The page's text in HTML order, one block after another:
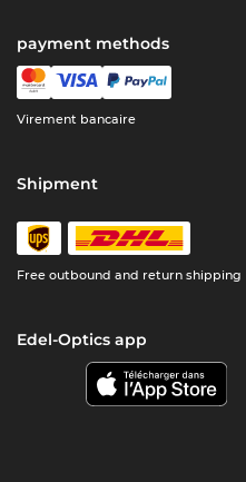
payment methods
Virement bancaire
Shipment
Free outbound and return shipping
Edel-Optics app